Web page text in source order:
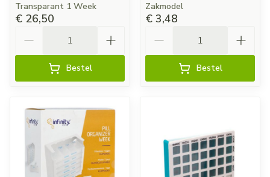
Transparant 1 Week
€ 26,50
Bestel
Zakmodel
€ 3,48
Bestel